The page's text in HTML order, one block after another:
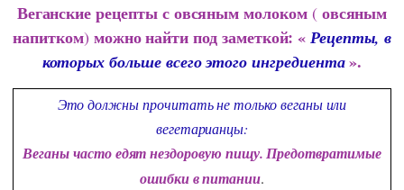
Веганские рецепты с овсяным молоком( овсяным
напитком) можно найти под заметкой: «Рецепты, в
которых больше всего этого ингредиента».
Это должны прочитать не только веганы или
вегетарианцы:
Веганы часто едят нездоровую пищу. Предотвратимые
ошибки в питании.